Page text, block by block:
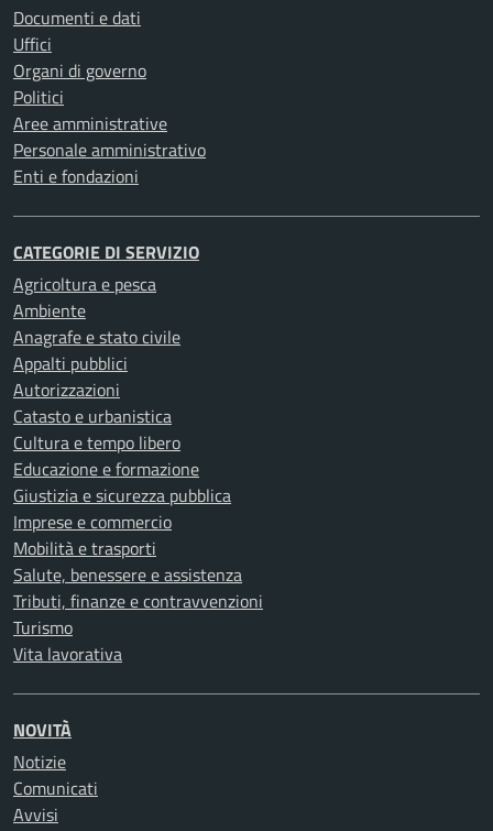
Documenti e dati
Uffici
Organi di governo
Politici
Aree amministrative
Personale amministrativo
Enti e fondazioni
CATEGORIE DI SERVIZIO
Agricoltura e pesca
Ambiente
Anagrafe e stato civile
Appalti pubblici
Autorizzazioni
Catasto e urbanistica
Cultura e tempo libero
Educazione e formazione
Giustizia e sicurezza pubblica
Imprese e commercio
Mobilità e trasporti
Salute, benessere e assistenza
Tributi, finanze e contravvenzioni
Turismo
Vita lavorativa
NOVITÀ
Notizie
Comunicati
Avvisi